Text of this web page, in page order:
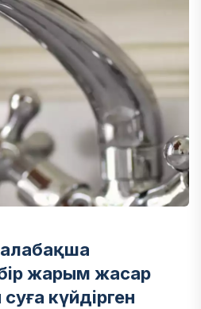
жарым жасар
күйдірген